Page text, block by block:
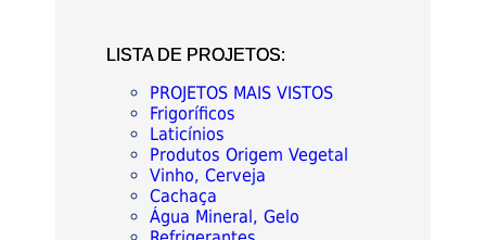
LISTA DE PROJETOS:
PROJETOS MAIS VISTOS
Frigoríficos
Laticínios
Produtos Origem Vegetal
Vinho, Cerveja
Cachaça
Água Mineral, Gelo